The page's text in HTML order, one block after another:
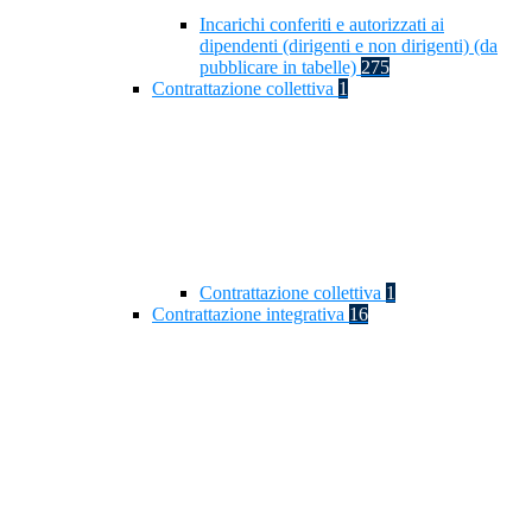
Incarichi conferiti e autorizzati ai
dipendenti (dirigenti e non dirigenti) (da
pubblicare in tabelle) 275
Contrattazione collettiva 1
Contrattazione collettiva 1
Contrattazione integrativa 16